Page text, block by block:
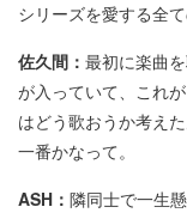
シリーズを愛する全
佐久間： 最初に楽曲
が入っていて、これ
はどう歌おうか考え
一番かなって。
ASH： 隣同士で一生